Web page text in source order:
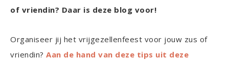
of vriendin? Daar is deze blog voor!
Organiseer jij het vrijgezellenfeest voor jouw zus of
vriendin? Aan de hand van deze tips uit deze